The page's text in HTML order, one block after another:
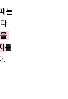
는
를
.